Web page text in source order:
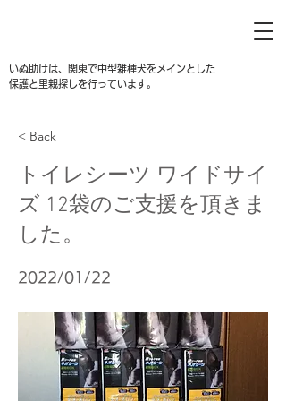
いぬ助けは、関東で中型雑種犬をメインとした
保護と里親探しを行っています。
< Back
トイレシーツ ワイドサイ
ズ 12袋のご支援を頂きま
した。
2022/01/22